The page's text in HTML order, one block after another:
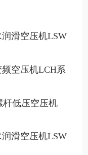
滑空压机LSW
空压机LCH系
杆低压空压机
滑空压机LSW